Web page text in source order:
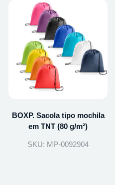
BOXP. Sacola tipo mochila
em TNT (80 g/m²)
SKU: MP-0092904